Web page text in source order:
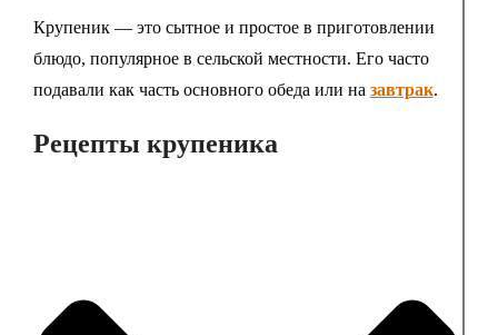
Крупеник — это сытное и простое в приготовлении
блюдо, популярное в сельской местности. Его часто
подавали как часть основного обеда или на завтрак.
Рецепты крупеника